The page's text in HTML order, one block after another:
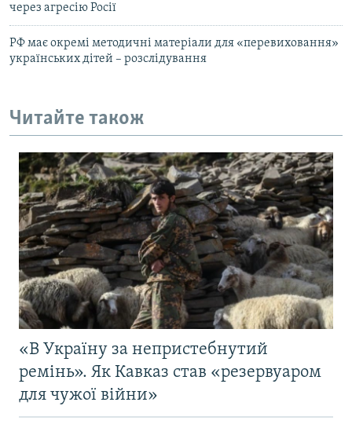
через агресію Росії
РФ має окремі методичні матеріали для «перевиховання»
українських дітей – розслідування
Читайте також
«В Україну за непристебнутий
ремінь». Як Кавказ став «резервуаром
для чужої війни»